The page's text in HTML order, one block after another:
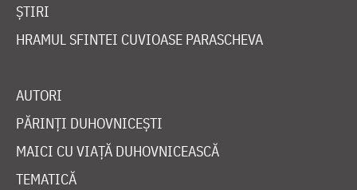
ȘTIRI
HRAMUL SFINTEI CUVIOASE PARASCHEVA
AUTORI
PĂRINȚI DUHOVNICEȘTI
MAICI CU VIAȚĂ DUHOVNICEASCĂ
TEMATICĂ